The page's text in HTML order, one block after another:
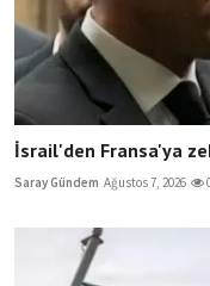
İsrail'den Fransa'ya
Saray Gündem Ağustos 7, 2026